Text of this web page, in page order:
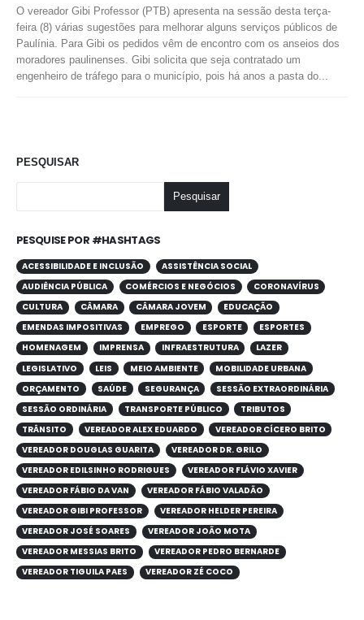
O vereador Gibi Professor (PTB) apresenta na sessão desta terça-
feira (8) várias sugestões para melhorar alguns serviços públicos de
Paulínia. Para Gibi os pedidos vêm de encontro com os anseios dos
moradores paulinenses. Gibi solicita que seja contratado um
engenheiro de tráfego para o município, pois há anos a pasta do...
PESQUISAR
Pesquisar
PESQUISE POR #HASHTAGS
ACESSIBILIDADE E INCLUSÃO
ASSISTÊNCIA SOCIAL
AUDIÊNCIA PÚBLICA
COMÉRCIOS E NEGÓCIOS
CORONAVÍRUS
CULTURA
CÂMARA CÂMARA JOVEM
EDUCAÇÃO
EMENDAS IMPOSITIVAS
EMPREGO ESPORTE
ESPORTES
HOMENAGEM
IMPRENSA INFRAESTRUTURA
LAZER
LEGISLATIVO
LEIS MEIO AMBIENTE
MOBILIDADE URBANA
ORÇAMENTO
SAÚDE SEGURANÇA
SESSÃO EXTRAORDINÁRIA
SESSÃO ORDINÁRIA
TRANSPORTE PÚBLICO
TRIBUTOS
TRÂNSITO
VEREADOR ALEX EDUARDO
VEREADOR CÍCERO BRITO
VEREADOR DOUGLAS GUARITA
VEREADOR DR. GRILO
VEREADOR EDILSINHO RODRIGUES
VEREADOR FLÁVIO XAVIER
VEREADOR FÁBIO DA VAN
VEREADOR FÁBIO VALADÃO
VEREADOR GIBI PROFESSOR
VEREADOR HELDER PEREIRA
VEREADOR JOSÉ SOARES
VEREADOR JOÃO MOTA
VEREADOR MESSIAS BRITO
VEREADOR PEDRO BERNARDE
VEREADOR TIGUILA PAES
VEREADOR ZÉ COCO